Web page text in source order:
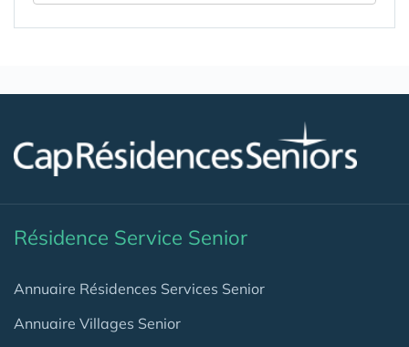
Résidence Service Senior
Annuaire Résidences Services Senior
Annuaire Villages Senior